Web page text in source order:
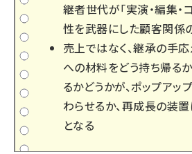
継者世代が「実演・編集・
性を武器にした顧客関係
売上ではなく、継承の手応
への材料をどう持ち帰
るかどうかが、ポップアッ
わらせるか、再成長の装
となる